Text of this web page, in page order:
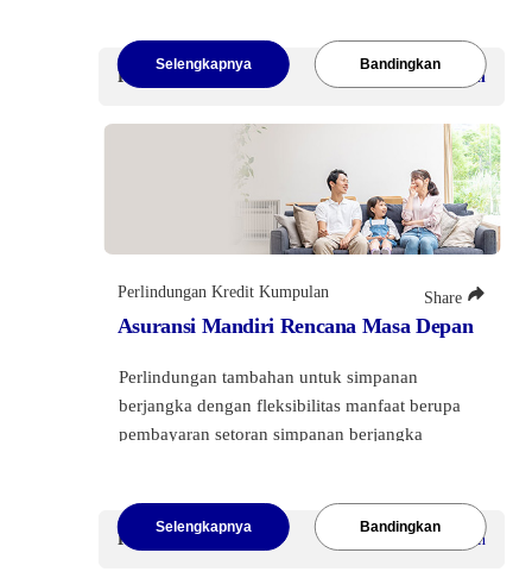
Premi Mulai Dapat disesuaikan
Selengkapnya Bandingkan
Perlindungan Kredit Kumpulan Share
Asuransi Mandiri Rencana Masa Depan
Perlindungan tambahan untuk simpanan
berjangka dengan fleksibilitas manfaat berupa
pembayaran setoran simpanan berjangka
terjadi risiko meninggal dunia atau cacat tetap
total.
Premi Mulai Rp100.000 /Bulan
Selengkapnya Bandingkan